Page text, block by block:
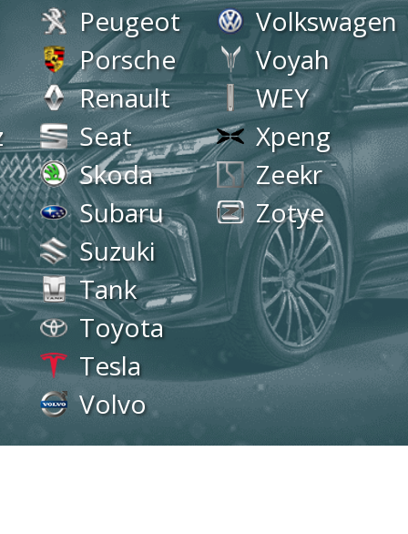
Peugeot
Porsche
Renault
Seat
Skoda
Subaru
Suzuki
Tank
Toyota
Tesla
Volvo
Volkswagen
Voyah
WEY
Xpeng
Zeekr
Zotye